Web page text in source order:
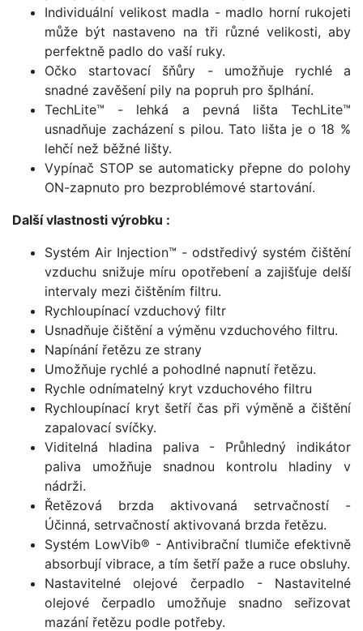
Individuální velikost madla - madlo horní rukojeti
může být nastaveno na tři různé velikosti, aby
perfektně padlo do vaší ruky.
Očko startovací šňůry - umožňuje rychlé a
snadné zavěšení pily na popruh pro šplhání.
TechLite™ - lehká a pevná lišta TechLite™
usnadňuje zacházení s pilou. Tato lišta je o 18 %
lehčí než běžné lišty.
Vypínač STOP se automaticky přepne do polohy
ON-zapnuto pro bezproblémové startování.
Další vlastnosti výrobku :
Systém Air Injection™ - odstředivý systém čištění
vzduchu snižuje míru opotřebení a zajišťuje delší
intervaly mezi čištěním filtru.
Rychloupínací vzduchový filtr
Usnadňuje čištění a výměnu vzduchového filtru.
Napínání řetězu ze strany
Umožňuje rychlé a pohodlné napnutí řetězu.
Rychle odnímatelný kryt vzduchového filtru
Rychloupínací kryt šetří čas při výměně a čištění
zapalovací svíčky.
Viditelná hladina paliva - Průhledný indikátor
paliva umožňuje snadnou kontrolu hladiny v
nádrži.
Řetězová brzda aktivovaná setrvačností -
Účinná, setrvačností aktivovaná brzda řetězu.
Systém LowVib® - Antivibrační tlumiče efektivně
absorbují vibrace, a tím šetří paže a ruce obsluhy.
Nastavitelné olejové čerpadlo - Nastavitelné
olejové čerpadlo umožňuje snadno seřizovat
mazání řetězu podle potřeby.